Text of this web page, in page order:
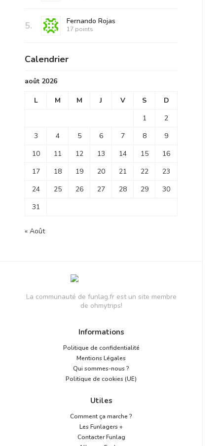
5. Fernando Rojas
17 points
Calendrier
août 2026
L M M J V S
D
1
2
3
4 5 6 7 8
9
10
11 12 13 14 15
16
17
18 19 20 21 22
23
24
25 26 27 28 29
30
31
« Août
La communauté de funlag.fr est un site membre
de ohmytrips!
Informations
Politique de confidentialité
Mentions Légales
Qui sommes-nous ?
Politique de cookies (UE)
Utiles
Comment ça marche ?
Les Funlagers +
Contacter Funlag